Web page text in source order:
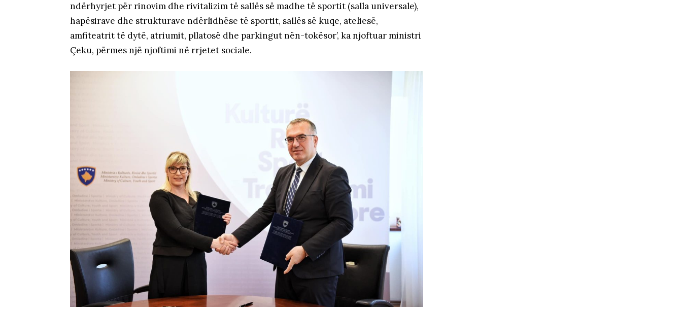
ndërhyrjet për rinovim dhe rivitalizim të sallës së madhe të sportit (salla universale),
hapësirave dhe strukturave ndërlidhëse të sportit, sallës së kuqe, ateliesë,
amfiteatrit të dytë, atriumit, pllatosë dhe parkingut nën-tokësor’, ka njoftuar ministri
Çeku, përmes një njoftimi në rrjetet sociale.